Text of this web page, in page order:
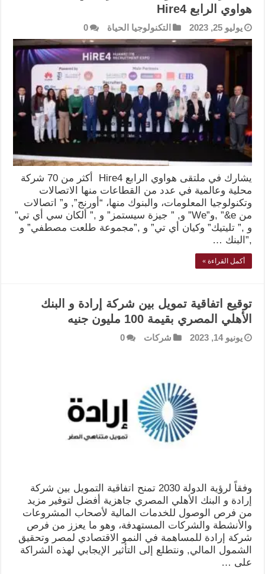
هواوي الرابع Hire4
يوليو 25, 2023 التكنولوجيا الحياة 0
يشارك في ملتقى هواوي الرابع Hire4 أكثر من 70 شركة
محلية وعالمية في عدد من القطاعات منها الاتصالات
وتكنولوجيا المعلومات، والبنوك منها، “أورنج”, و” اتصالات
من e&” ,و”We” و, ” جيزة سيستمز” و ,” ألكان سي أي تي”
و ,” تليتيك” وكيان أي تي” و ,”مجموعة طلعت مصطفي” و
,”البنك …
أكمل القراءة »
توقيع اتفاقية تمويل بين شركة إرادة و البنك
الأهلي المصري بقيمة 100 مليون جنيه
يونيو 14, 2023 شركات 0
وفقاً لرؤية الدولة 2030 تمنح اتفاقية التمويل بين شركة
إرادة و البنك الأهلي المصري جاهزية أفضل لتوفير مزيد
من فرص الوصول للخدمات المالية لأصحاب المشروعات
والأنشطة والشركات المستهدفة، وهو ما يعزز من فرص
شركة إرادة للمساهمة في النمو الاقتصادي لمصر وتحقيق
الشمول المالي, ونتطلع إلى التأثير الإيجابي لهذه الشراكة
على …